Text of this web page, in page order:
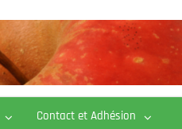
Contact et Adhésion